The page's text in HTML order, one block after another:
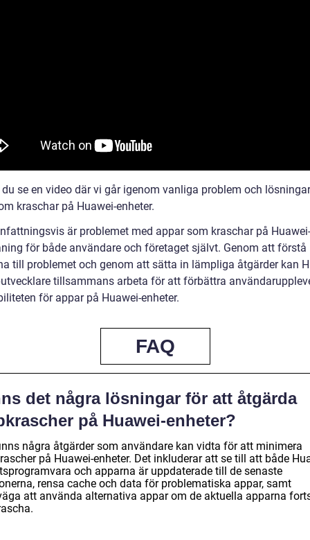
se en video där vi går igenom vanliga problem och
kraschar på Huawei-enheter.
är problemet med appar som kraschar på
för både användare och företaget självt. Genom att förstå
till problemet och genom att sätta in lämpliga åtgärder kan
tillsammans arbeta för att förbättra
för appar på Huawei-enheter.
FAQ
det några lösningar för att åtgärda
på Huawei-enheter?
några åtgärder som användare kan vidta för att minimera
på Huawei-enheter. Det inkluderar att se till att både
och apparna är uppdaterade till de senaste
rensa cache och data för problematiska appar, samt
att använda alternativa appar om de aktuella apparna